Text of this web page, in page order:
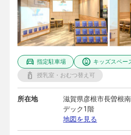
指定駐車場
キッズスペー
授乳室・おむつ替え可
所在地
滋賀県彦根市長曽根
デック1階
地図を見る